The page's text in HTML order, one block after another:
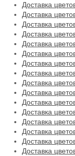
Доставка
Доставка
Доставка
Доставка
Доставка
Доставка
Доставка
Доставка
Доставка
Доставка
Доставка
Доставка
Доставка
Доставка
Доставка
Доставка